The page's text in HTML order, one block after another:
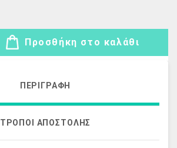
Προσθήκη στο καλάθι
ΠΕΡΙΓΡΑΦΉ
ΤΡΌΠΟΙ ΑΠΟΣΤΟΛΉΣ